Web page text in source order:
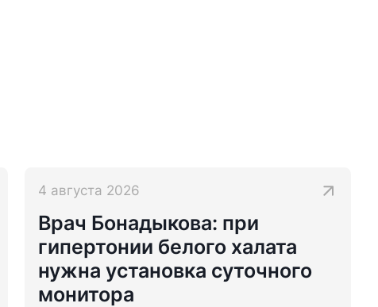
4 августа 2026
Врач Бонадыкова: при
гипертонии белого халата
нужна установка суточного
монитора